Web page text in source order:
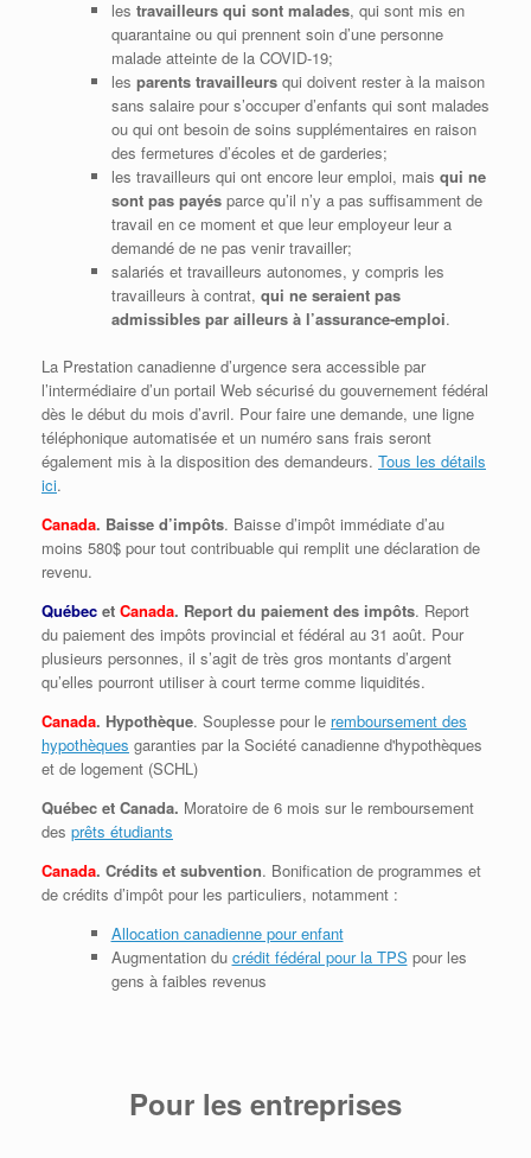
les travailleurs qui sont malades, qui sont mis en
quarantaine ou qui prennent soin d’une personne
malade atteinte de la COVID‑19;
les parents travailleursqui doivent rester à la maison
sans salaire pour s’occuper d’enfants qui sont malades
ou qui ont besoin de soins supplémentaires en raison
des fermetures d’écoles et de garderies;
les travailleurs qui ont encore leur emploi, mais qui ne
sont pas payésparce qu’il n’y a pas suffisamment de
travail en ce moment et que leur employeur leur a
demandé de ne pas venir travailler;
salariés et travailleurs autonomes, y compris les
travailleurs à contrat, qui ne seraient pas
admissibles par ailleurs à l’assurance-emploi.
La Prestation canadienne d’urgence sera accessible par
l’intermédiaire d’un portail Web sécurisé du gouvernement fédéral
dès le début du mois d’avril. Pour faire une demande, une ligne
téléphonique automatisée et un numéro sans frais seront
également mis à la disposition des demandeurs. Tous les détails
ici.
Canada. Baisse d’impôts. Baisse d’impôt immédiate d’au
moins 580$ pour tout contribuable qui remplit une déclaration de
revenu.
Québec et Canada. Report du paiement des impôts. Report
du paiement des impôts provincial et fédéral au 31 août. Pour
plusieurs personnes, il s’agit de très gros montants d’argent
qu’elles pourront utiliser à court terme comme liquidités.
Canada. Hypothèque. Souplesse pour le remboursement des
hypothèques garanties par la Société canadienne d'hypothèques
et de logement (SCHL)
Québec et Canada. Moratoire de 6 mois sur le remboursement
des prêts étudiants
Canada. Crédits et subvention. Bonification de programmes et
de crédits d’impôt pour les particuliers, notamment :
Allocation canadienne pour enfant
Augmentation du crédit fédéral pour la TPS pour les
gens à faibles revenus
Pour les entreprises